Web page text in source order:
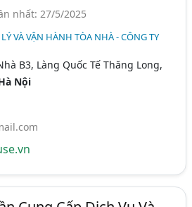
nhất: 27/5/2025
VÀ VẬN HÀNH TÒA NHÀ - CÔNG TY
B3, Làng Quốc Tế Thăng Long,
Nội